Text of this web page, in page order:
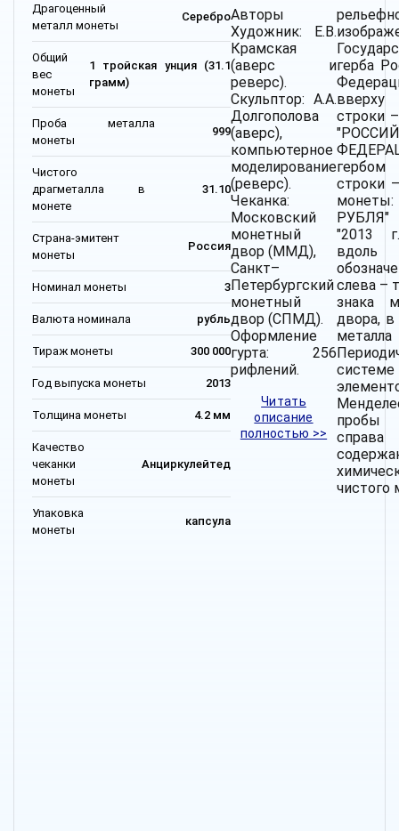
Драгоценный
металл монеты
Серебро
Общий
вес
монеты
1 тройская унция (31.1
грамм)
Проба металла
монеты
999
Чистого
драгметалла в
монете
31.10
Страна-эмитент
монеты
Россия
Номинал монеты 3
Валюта номинала рубль
Тираж монеты 300 000
Год выпуска монеты 2013
Толщина монеты 4.2 мм
Качество
чеканки
монеты
Анциркулейтед
Упаковка
монеты
капсула
Авторы
Художник: Е.В.
Крамская
(аверс и
реверс).
Скульптор: А.А.
Долгополова
(аверс),
компьютерное
моделирование
(реверс).
Чеканка:
Московский
монетный
двор (ММД),
Санкт–
Петербургский
монетный
двор (СПМД).
Оформление
гурта: 256
рифлений.
Читать
описание
полностью >>
герба
строки
строки
"2013
слева –
знака
двора,
системе
пробы
чистого